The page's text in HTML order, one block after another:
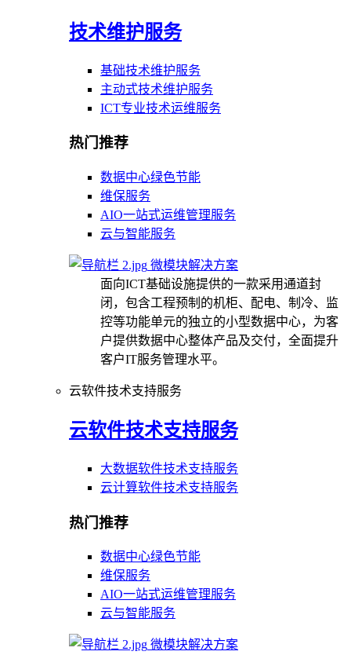
技术维护服务
基础技术维护服务
主动式技术维护服务
ICT专业技术运维服务
热门推荐
数据中心绿色节能
维保服务
AIO一站式运维管理服务
云与智能服务
微模块解决方案
面向ICT基础设施提供的一款采用通道封
闭，包含工程预制的机柜、配电、制冷、监
控等功能单元的独立的小型数据中心，为客
户提供数据中心整体产品及交付，全面提升
客户IT服务管理水平。
云软件技术支持服务
云软件技术支持服务
大数据软件技术支持服务
云计算软件技术支持服务
热门推荐
数据中心绿色节能
维保服务
AIO一站式运维管理服务
云与智能服务
微模块解决方案